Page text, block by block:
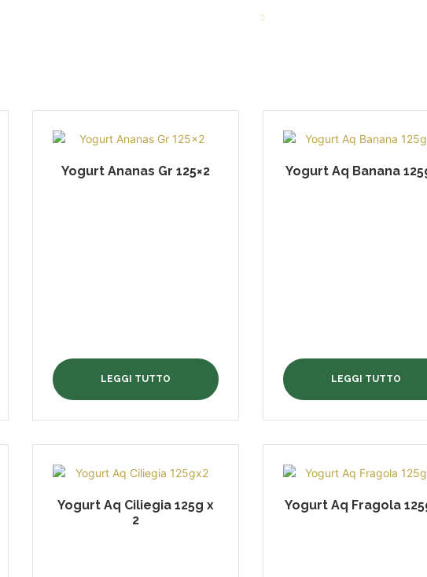
Yogurt Ananas Gr 125×2
LEGGI TUTTO
Yogurt Aq Banana
LEGGI TUTTO
Yogurt Aq Ciliegia 125g x
2
Yogurt Aq Fragola